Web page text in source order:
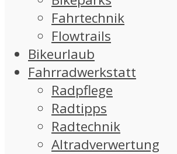
Fahrtechnik
Flowtrails
Bikeurlaub
Fahrradwerkstatt
Radpflege
Radtipps
Radtechnik
Altradverwertung